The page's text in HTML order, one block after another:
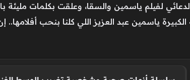
لفيلم ياسمين والسقا، وعلقت بكلمات مليئة
ياسمين عبد العزيز اللي كلنا بنحب